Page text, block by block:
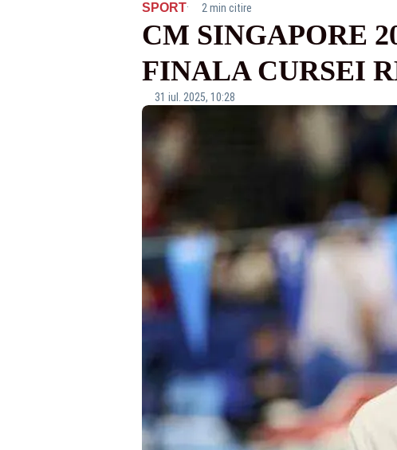
SPORT· 2 min citire
CM SINGAPORE
FINALA CURSEI
31 iul. 2025, 10:28